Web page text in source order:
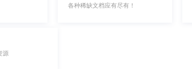
各种稀缺文档应有尽有！
源